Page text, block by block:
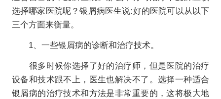
选择哪家医院呢？银屑病医生说:好的医院可以从以下
三个方面来衡量。
1、一些银屑病的诊断和治疗技术。
很多时候你选择了好的治疗师，但是医院的治疗
设备和技术跟不上，医生也解决不了。选择一种适合
银屑病的治疗技术和方法是非常重要的，这将极大地